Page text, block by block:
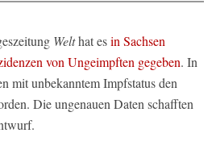
Welthat esin Sachsen
von Ungeimpften gegeben. In
mit unbekanntem Impfstatus den
Die ungenauen Daten schafften